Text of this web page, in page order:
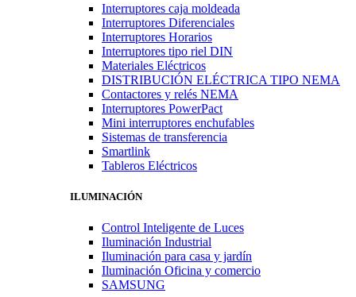
Interruptores caja moldeada
Interruptores Diferenciales
Interruptores Horarios
Interruptores tipo riel DIN
Materiales Eléctricos
DISTRIBUCIÓN ELÉCTRICA TIPO NEMA
Contactores y relés NEMA
Interruptores PowerPact
Mini interruptores enchufables
Sistemas de transferencia
Smartlink
Tableros Eléctricos
ILUMINACIÓN
Control Inteligente de Luces
Iluminación Industrial
Iluminación para casa y jardín
Iluminación Oficina y comercio
SAMSUNG